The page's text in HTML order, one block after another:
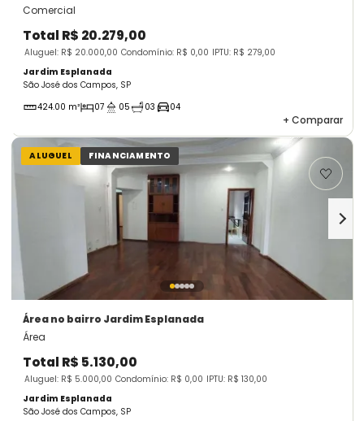
Comercial
Total R$ 20.279,00
Aluguel: R$ 20.000,00 Condomínio: R$ 0,00 IPTU: R$ 279,00
Jardim Esplanada
São José dos Campos, SP
424.00 m²
07 05 03 04
+ Comparar
ALUGUEL FINANCIAMENTO
Áreano bairro Jardim Esplanada
Área
Total R$ 5.130,00
Aluguel: R$ 5.000,00 Condomínio: R$ 0,00 IPTU: R$ 130,00
Jardim Esplanada
São José dos Campos, SP